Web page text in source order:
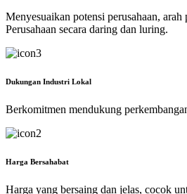
Menyesuaikan potensi perusahaan,
Perusahaan secara daring dan luring.
Dukungan Industri Lokal
Berkomitmen mendukung
Harga Bersahabat
Harga yang bersaing dan jelas, cocok